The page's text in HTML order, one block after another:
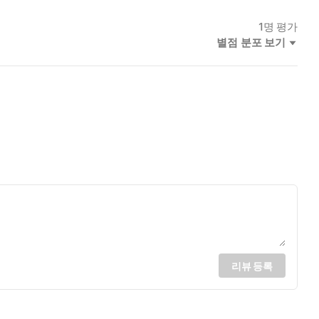
1명 평가
별점 분포 보기
리뷰 등록